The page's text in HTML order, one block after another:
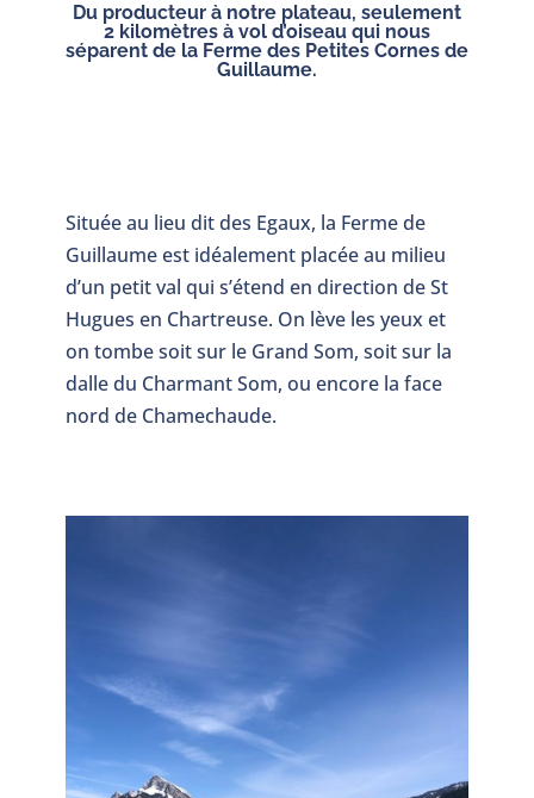
Du producteur à notre plateau, seulement
2 kilomètres à vol d’oiseau qui nous
séparent de la Ferme des Petites Cornes de
Guillaume.
Située au lieu dit des Egaux, la Ferme de
Guillaume est idéalement placée au milieu
d’un petit val qui s’étend en direction de St
Hugues en Chartreuse. On lève les yeux et
on tombe soit sur le Grand Som, soit sur la
dalle du Charmant Som, ou encore la face
nord de Chamechaude.